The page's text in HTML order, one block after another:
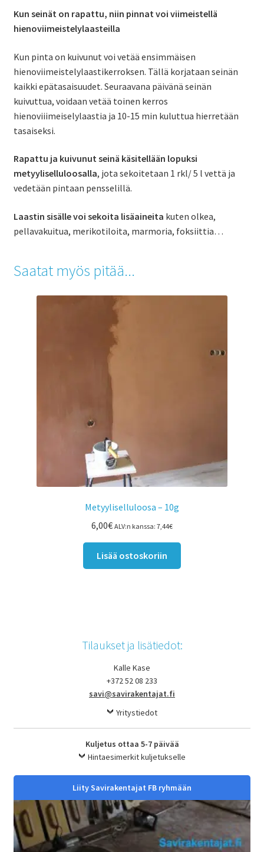
Kun seinät on rapattu, niin pinnat voi viimeistellä
hienoviimeistelylaasteilla
Kun pinta on kuivunut voi vetää ensimmäisen
hienoviimeistelylaastikerroksen. Tällä korjataan seinän
kaikki epätasaisuudet. Seuraavana päivänä seinän
kuivuttua, voidaan vetää toinen kerros
hienoviiimeiselylaastia ja 10-15 min kuluttua hierretään
tasaiseksi.
Rapattu ja kuivunut seinä käsitellään lopuksi
metyyliselluloosalla, jota sekoitetaan 1 rkl/ 5 l vettä ja
vedetään pintaan pensselillä.
Laastin sisälle voi sekoita lisäaineita kuten olkea,
pellavakuitua, merikotiloita, marmoria, foksiittia…
Saatat myös pitää...
Metyyliselluloosa – 10g
6,00€ ALV:n kanssa: 7,44€
Lisää ostoskoriin
Tilaukset ja lisätiedot:
Kalle Kase
+372 52 08 233
savi@savirakentajat.fi
Yritystiedot
Kuljetus ottaa 5-7 päivää
Hintaesimerkit kuljetukselle
Liity Savirakentajat FB ryhmään